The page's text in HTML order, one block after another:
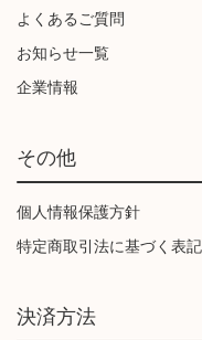
よくあるご質問
お知らせ一覧
企業情報
その他
個人情報保護方針
特定商取引法に基づく表記
決済方法